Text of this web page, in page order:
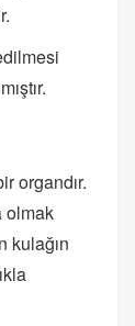
organdır.
olmak
kulağın